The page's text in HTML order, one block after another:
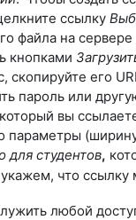
ссылку
файла на
кнопками
скопируйте его
пароль или
вы
параметры
для студентов,
что ссылку
любой